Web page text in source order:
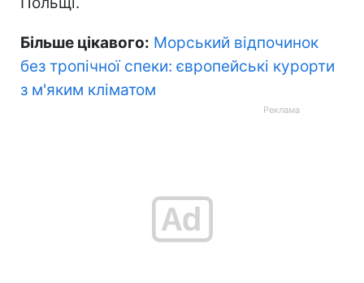
Більше цікавого: Морський відпочинок
без тропічної спеки: європейські курорти
з м'яким кліматом